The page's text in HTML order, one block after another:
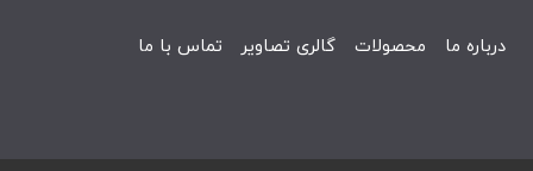
درباره ما محصولات گالری تصاویر تماس با ما